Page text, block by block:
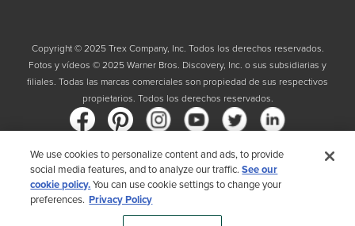
Copyright © 2025 Trex Company, Inc. Todos los derechos reservados.
Fotos y vídeos © 2025 Warner Bros. Discovery, Inc. o sus subsidiarias y
filiales. Todas las marcas comerciales son propiedad de sus respectivos
propietarios. Todos los derechos reservados.
País
Al elegir su país, reconoce que ha leído la Política de privacidad de Trex
We use cookies to personalize content and ads, to provide
social media features, and to analyze our traffic.See our
cookie policy.You can use cookie settings to change your
preferences. Privacy Policy